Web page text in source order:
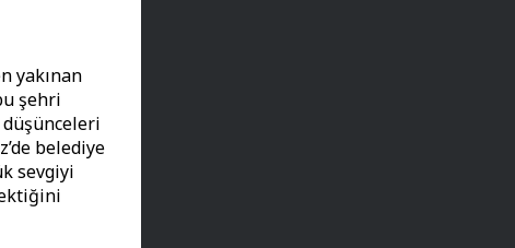
yakınan
şehri
belediye
sevgiyi